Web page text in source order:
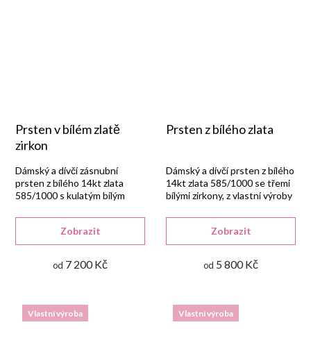
Prsten v bílém zlatě
zirkon
od 7 200 Kč
Zobrazit
Dámský a dívčí zásnubní
prsten z bílého 14kt zlata
585/1000 s kulatým bílým
lesklém provedení.
Prsten z bílého zlata
od 5 800 Kč
Zobrazit
Dámský a dívčí prsten z bílého
14kt zlata 585/1000 se třemi
bílými zirkony, z vlastní výroby
Vlastní výroba Vlastní výroba